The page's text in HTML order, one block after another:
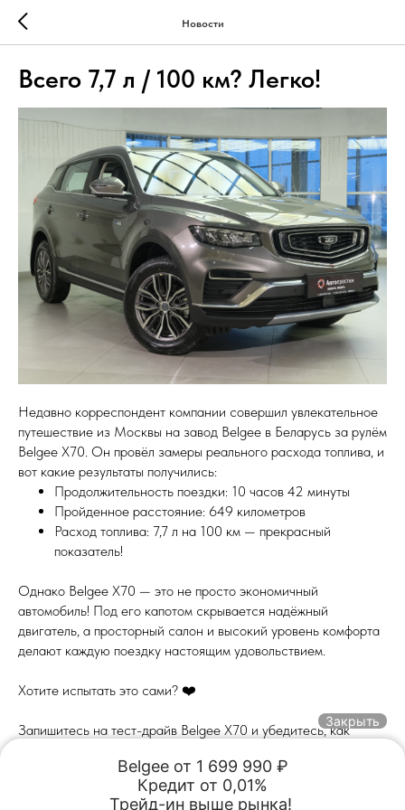
Новости
Всего 7,7 л / 100 км? Легко!
Недавно корреспондент компании совершил увлекательное
путешествие из Москвы на завод Belgee в Беларусь за рулём
Belgee X70. Он провёл замеры реального расхода топлива, и
вот какие результаты получились:
Продолжительность поездки: 10 часов 42 минуты
Пройденное расстояние: 649 километров
Расход топлива: 7,7 л на 100 км — прекрасный
показатель!
Однако Belgee X70 — это не просто экономичный
автомобиль! Под его капотом скрывается надёжный
двигатель, а просторный салон и высокий уровень комфорта
делают каждую поездку настоящим удовольствием.
Хотите испытать это сами? ❤️
Запишитесь на тест-драйв Belgee X70 и убедитесь, как
превращая каждую поездку в комфорт и уверенность!
Закрыть
Belgee от 1 699 990 ₽
Кредит от 0,01%
Трейд-ин выше рынка!
Акции Заказать